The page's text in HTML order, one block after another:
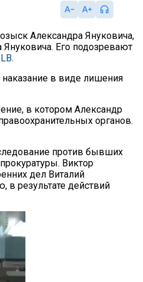
Александра Януковича,
Януковича. Его подозревают
LB.
наказание в виде лишения
в котором Александр
органов.
против бывших
Виктор
дел Виталий
в результате действий